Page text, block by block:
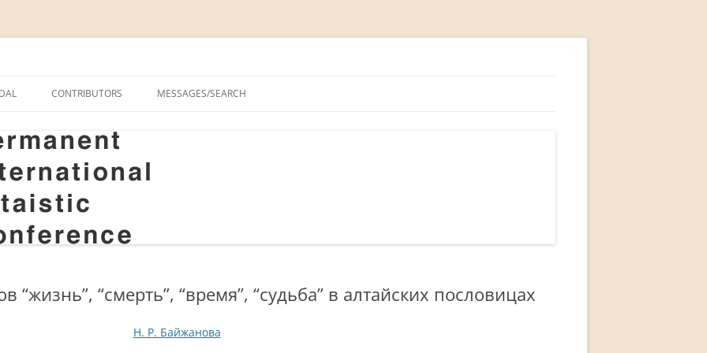
STUDIES, 1963–2014
FOR ALTAIC STUDIES,
CONTRIBUTORS MESSAGES/SEARCH
“смерть”, “время”, “судьба” в алтайских пословицах
Н. Р. Байжанова